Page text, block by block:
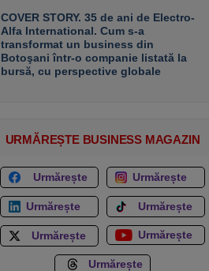
COVER STORY. 35 de ani de Electro-
Alfa International. Cum s-a
transformat un business din
Botoşani într-o companie listată la
bursă, cu perspective globale
URMĂREȘTE BUSINESS MAGAZIN
Urmărește Urmărește
Urmărește Urmărește
Urmărește Urmărește
Urmărește